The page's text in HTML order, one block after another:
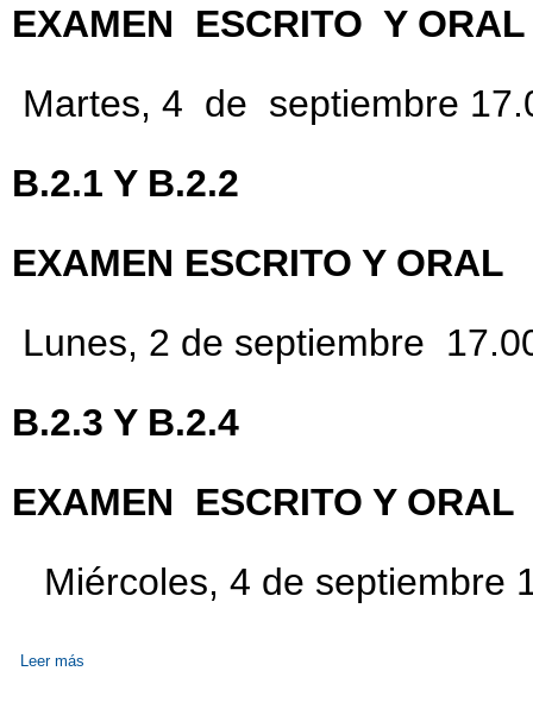
EXAMEN ESCRITO Y
Martes, 4 de septiembre
B.2.1 Y B.2.2
EXAMEN ESCRITO Y
Lunes, 2 de septiembre
B.2.3 Y B.2.4
EXAMEN ESCRITO Y
Miércoles, 4 de septiembre
Leer más